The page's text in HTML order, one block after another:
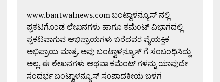
www.bantwalnews.com ಬಂಟ್ವಾಳನ್ಯೂಸ್ ನಲ್ಲಿ
ಪ್ರಕಟಗೊಂಡ ಲೇಖನಗಳು ಹಾಗೂ ಕಮೆಂಟ್ ವಿಭಾಗದಲ್ಲಿ
ಪ್ರಕಟವಾಗುವ ಅಭಿಪ್ರಾಯಗಳು ಬರೆದವರ ವೈಯಕ್ತಿಕ
ಅಭಿಪ್ರಾಯ ಮಾತ್ರ. ಅವು ಬಂಟ್ವಾಳನ್ಯೂಸ್ ಗೆ ಸಂಬಂಧಿಸಿದ್ದು
ಅಲ್ಲ. ಈ ಲೇಖನಗಳು ಅಥವಾ ಕಮೆಂಟ್ ಗಳನ್ನು ಯಾವುದೇ
ಸಂದರ್ಭ ಬಂಟ್ವಾಳನ್ಯೂಸ್ ಸಂಪಾದಕೀಯ ಬಳಗ